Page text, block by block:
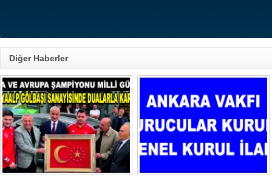
Diğer Haberler